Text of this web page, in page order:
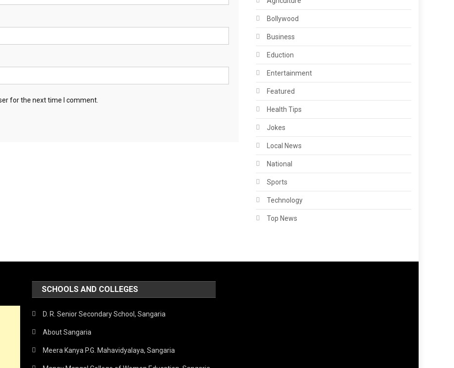
for the next time I comment.
Bollywood
Business
Eduction
Entertainment
Featured
Health Tips
Jokes
Local News
National
Sports
Technology
Top News
SCHOOLS AND COLLEGES
D. R. Senior Secondary School, Sangaria
About Sangaria
Meera Kanya P.G. Mahavidyalaya, Sangaria